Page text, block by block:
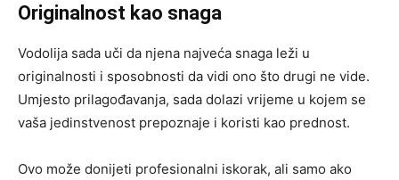
Originalnost kao snaga
Vodolija sada uči da njena najveća snaga leži u
originalnosti i sposobnosti da vidi ono što drugi ne vide.
Umjesto prilagođavanja, sada dolazi vrijeme u kojem se
vaša jedinstvenost prepoznaje i koristi kao prednost.
Ovo može donijeti profesionalni iskorak, ali samo ako